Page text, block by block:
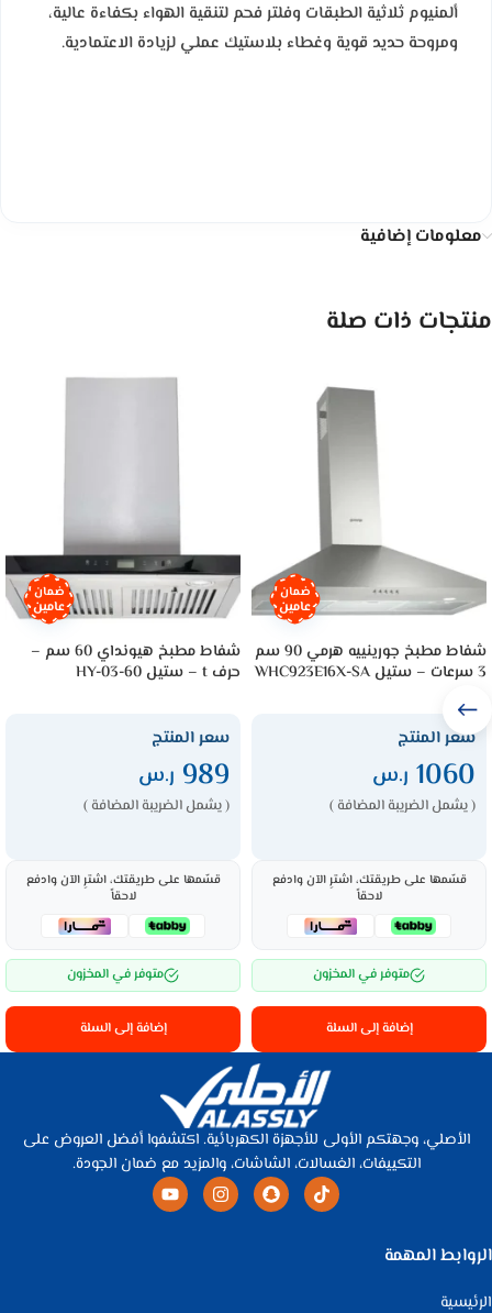
ألمنيوم ثلاثية الطبقات وفلتر فحم لتنقية الهواء بكفاءة عالية،
ومروحة حديد قوية وغطاء بلاستيك عملي لزيادة الاعتمادية.
معلومات إضافية
منتجات ذات صلة
ضمان
عامين
شفاط مطبخ جورينييه هرمي 90 سم
3 سرعات – ستيل WHC923E16X-SA
سعر المنتج
1060 ر.س
( يشمل الضريبة المضافة )
قسّمها على طريقتك، اشترِ الآن وادفع
لاحقاً
متوفر في المخزون
إضافة إلى السلة
ضمان
عامين
شفاط مطبخ هيونداي 60 سم –
حرف t – ستيل HY-03-60
سعر المنتج
989 ر.س
( يشمل الضريبة المضافة )
قسّمها على طريقتك، اشترِ الآن وادفع
لاحقاً
متوفر في المخزون
إضافة إلى السلة
الأصلي، وجهتكم الأولى للأجهزة الكهربائية. اكتشفوا أفضل العروض على
التكييفات، الغسالات، الشاشات، والمزيد مع ضمان الجودة.
الروابط المهمة
الرئيسية